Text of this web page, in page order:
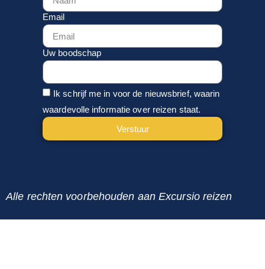
Email
Uw boodschap
Ik schrijf me in voor de nieuwsbrief, waarin
waardevolle informatie over reizen staat.
Verstuur
Alle rechten voorbehouden aan Excursio reizen